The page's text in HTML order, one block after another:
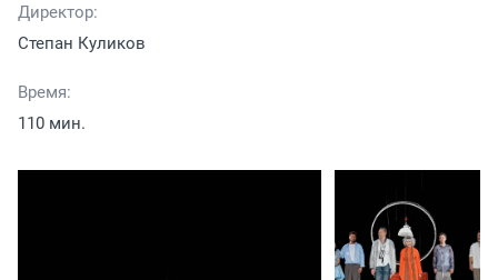
Директор:
Степан Куликов
Время:
110 мин.